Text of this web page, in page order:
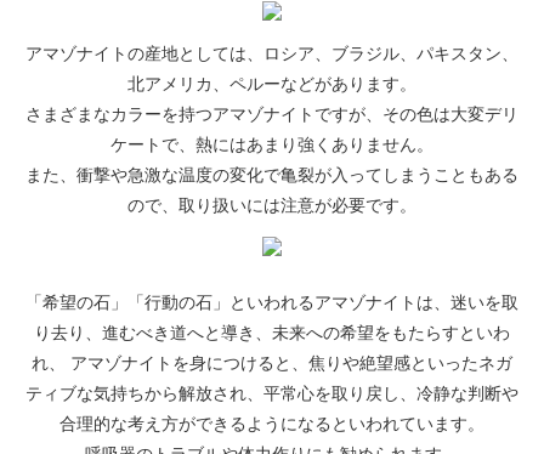
アマゾナイトの産地としては、ロシア、ブラジル、パキスタン、
北アメリカ、ペルーなどがあります。
さまざまなカラーを持つアマゾナイトですが、その色は大変デリ
ケートで、熱にはあまり強くありません。
また、衝撃や急激な温度の変化で亀裂が入ってしまうこともある
ので、取り扱いには注意が必要です。
「希望の石」「行動の石」といわれるアマゾナイトは、迷いを取
り去り、進むべき道へと導き、未来への希望をもたらすといわ
れ、 アマゾナイトを身につけると、焦りや絶望感といったネガ
ティブな気持ちから解放され、平常心を取り戻し、冷静な判断や
合理的な考え方ができるようになるといわれています。